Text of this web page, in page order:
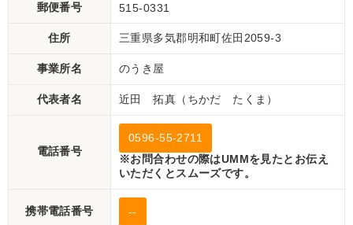
郵便番号 515-0331
住所 三重県多気郡明和町佐田2059-3
事業所名 のうき屋
代表者名 近田 拓真（ちかだ たくま）
電話番号
0596-55-2711
※お問合わせの際はUMMを見たとお伝え
いただくとスムーズです。
携帯電話番号 --